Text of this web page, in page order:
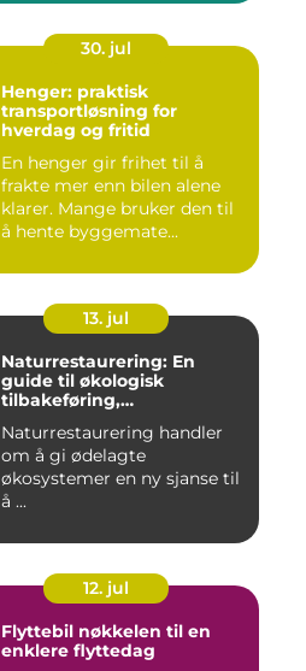
30. jul
Henger: praktisk
transportløsning for
hverdag og fritid
En henger gir frihet til å
frakte mer enn bilen alene
klarer. Mange bruker den til
å hente byggemate...
13. jul
Naturrestaurering: En
guide til økologisk
tilbakeføring,
arealforvaltning
Naturrestaurering handler
om å gi ødelagte
økosystemer en ny sjanse til
å ...
12. jul
Flyttebil nøkkelen til en
enklere flyttedag